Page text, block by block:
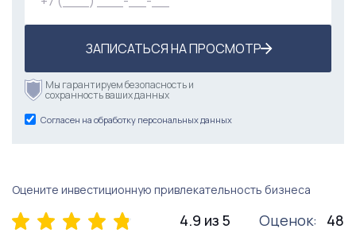
ЗАПИСАТЬСЯ НА ПРОСМОТР
Мы гарантируем безопасность и
сохранность ваших данных
Согласен на обработку персональных данных
Оцените инвестиционную привлекательность бизнеса
4.9 из 5 Оценок: 48